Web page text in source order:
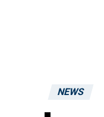
NEWS